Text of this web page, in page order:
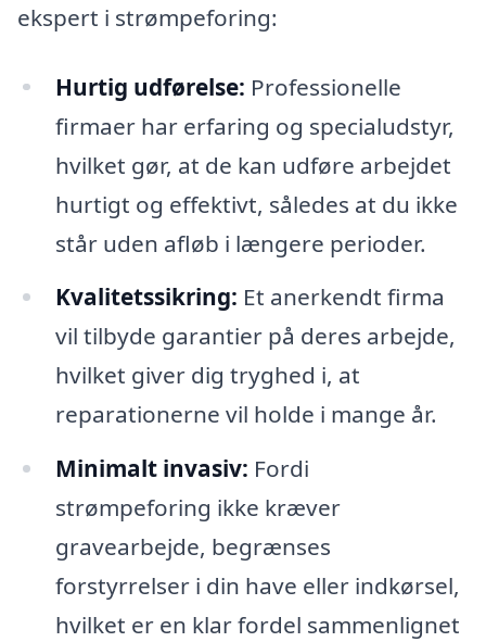
ekspert i strømpeforing:
Hurtig udførelse: Professionelle
firmaer har erfaring og specialudstyr,
hvilket gør, at de kan udføre arbejdet
hurtigt og effektivt, således at du ikke
står uden afløb i længere perioder.
Kvalitetssikring: Et anerkendt firma
vil tilbyde garantier på deres arbejde,
hvilket giver dig tryghed i, at
reparationerne vil holde i mange år.
Minimalt invasiv: Fordi
strømpeforing ikke kræver
gravearbejde, begrænses
forstyrrelser i din have eller indkørsel,
hvilket er en klar fordel sammenlignet